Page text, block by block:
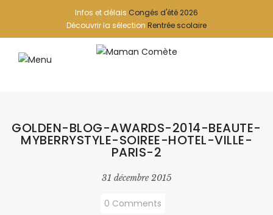
Infos et délais Congés d'été 2026
Découvrir la sélection Rentrée scolaire
GOLDEN-BLOG-AWARDS-2014-BEAUTE-
MYBERRYSTYLE-SOIREE-HOTEL-VILLE-
PARIS-2
31 décembre 2015
0 Comments